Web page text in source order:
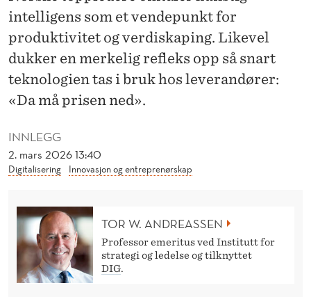
T
O
M
K
R
INNLEGG
2. mars 2026 13:40
Digitalisering Innovasjon og entreprenørskap
intelligens som et vendepunkt for
produktivitet og verdiskaping. Likevel
dukker en merkelig refleks opp så snart
teknologien tas i bruk hos leverandører:
«Da må prisen ned».
TOR W. ANDREASSEN
Professor emeritus ved Institutt for
strategi og ledelse og tilknyttet
DIG.